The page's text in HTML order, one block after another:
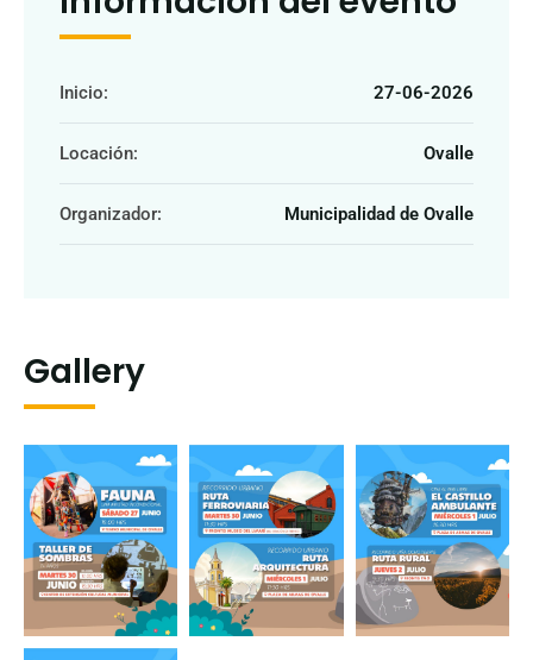
Inicio: 27-06-2026
Locación: Ovalle
Organizador: Municipalidad de Ovalle
Gallery